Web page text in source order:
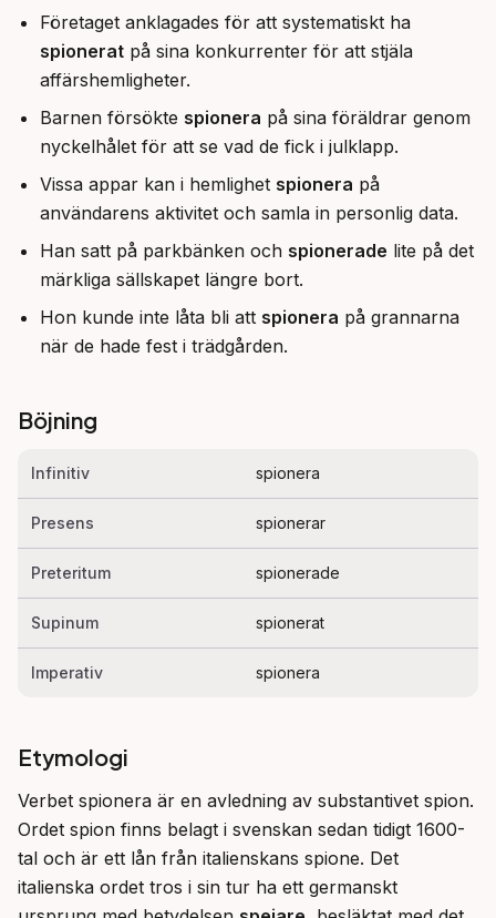
Företaget anklagades för att systematiskt ha
spionerat på sina konkurrenter för att stjäla
affärshemligheter.
Barnen försökte spionera på sina föräldrar genom
nyckelhålet för att se vad de fick i julklapp.
Vissa appar kan i hemlighet spionera på
användarens aktivitet och samla in personlig data.
Han satt på parkbänken och spionerade lite på det
märkliga sällskapet längre bort.
Hon kunde inte låta bli att spionera på grannarna
när de hade fest i trädgården.
Böjning
Infinitiv spionera
Presens spionerar
Preteritum spionerade
Supinum spionerat
Imperativ spionera
Etymologi
Verbet spionera är en avledning av substantivet spion.
Ordet spion finns belagt i svenskan sedan tidigt 1600-
tal och är ett lån från italienskans spione. Det
italienska ordet tros i sin tur ha ett germanskt